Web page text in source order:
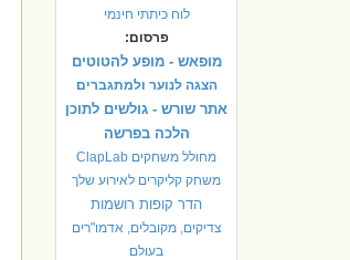
לוח כיתתי חינמי
פרסום:
מופאש - מופע להטוטים
הצגה לנוער ולמתגברים
אתר שורש - גולשים לתוכן
הלכה בפרשה
מחולל משחקים ClapLab
משחק קליקרים לאירוע שלך
הדר קופות רושמות
צדיקים, מקובלים, אדמו"רים
בעולם